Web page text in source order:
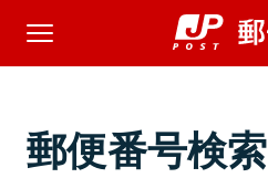
郵便番号検索